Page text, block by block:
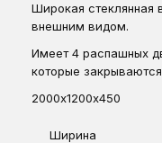
Широкая стеклянная
внешним видом.
Имеет 4 распашных
которые
2000х1200х450
Ширина